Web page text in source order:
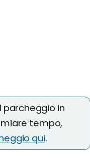
parcheggio in
tempo,
qui.